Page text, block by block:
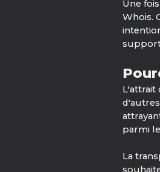
Une
Whois.
L'attrait
parmi
La